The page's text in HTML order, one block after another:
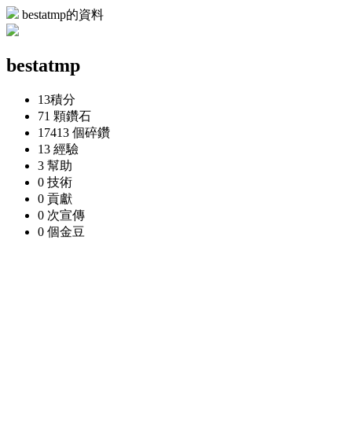
bestatmp的資料
bestatmp
13積分
71 顆鑽石
17413 個碎鑽
13 經驗
3 幫助
0 技術
0 貢獻
0 次宣傳
0 個金豆